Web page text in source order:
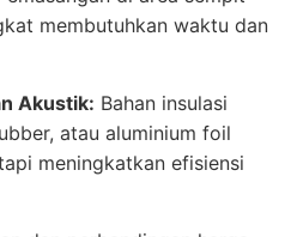
membutuhkan waktu dan
Akustik: Bahan insulasi
atau aluminium foil
meningkatkan efisiensi